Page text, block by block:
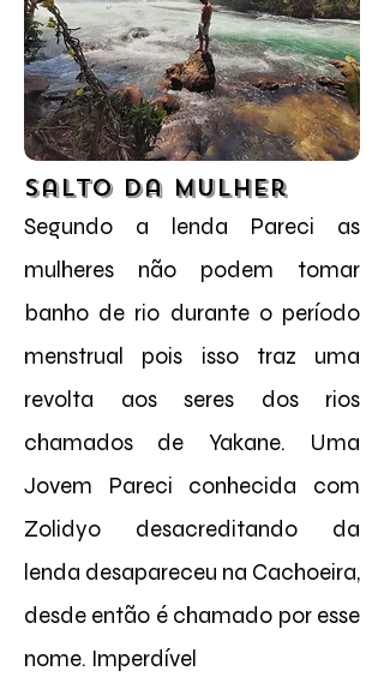
Salto da Mulher
Segundo a lenda Pareci as
mulheres não podem tomar
banho de rio durante o período
menstrual pois isso traz uma
revolta aos seres dos rios
chamados de Yakane. Uma
Jovem Pareci conhecida com
Zolidyo desacreditando da
lenda desapareceu na Cachoeira,
desde então é chamado por esse
nome. Imperdível